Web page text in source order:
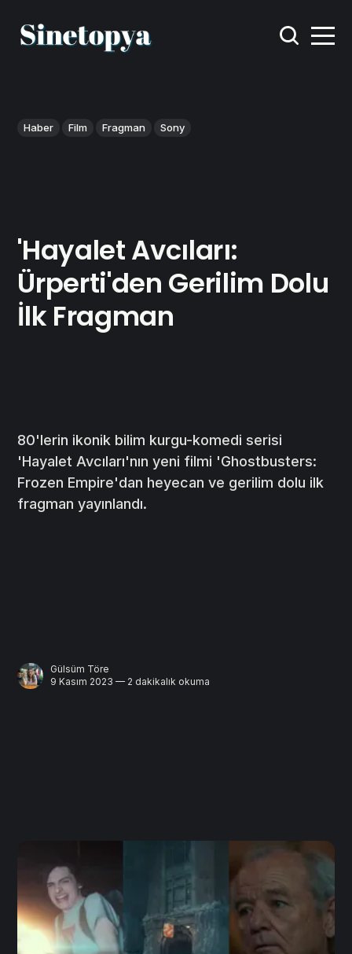
Haber Film Fragman Sony
'Hayalet Avcıları:
Ürperti'den Gerilim Dolu
İlk Fragman
80'lerin ikonik bilim kurgu-komedi serisi
'Hayalet Avcıları'nın yeni filmi 'Ghostbusters:
Frozen Empire'dan heyecan ve gerilim dolu ilk
fragman yayınlandı.
Gülsüm Töre
9 Kasım 2023 — 2 dakikalık okuma